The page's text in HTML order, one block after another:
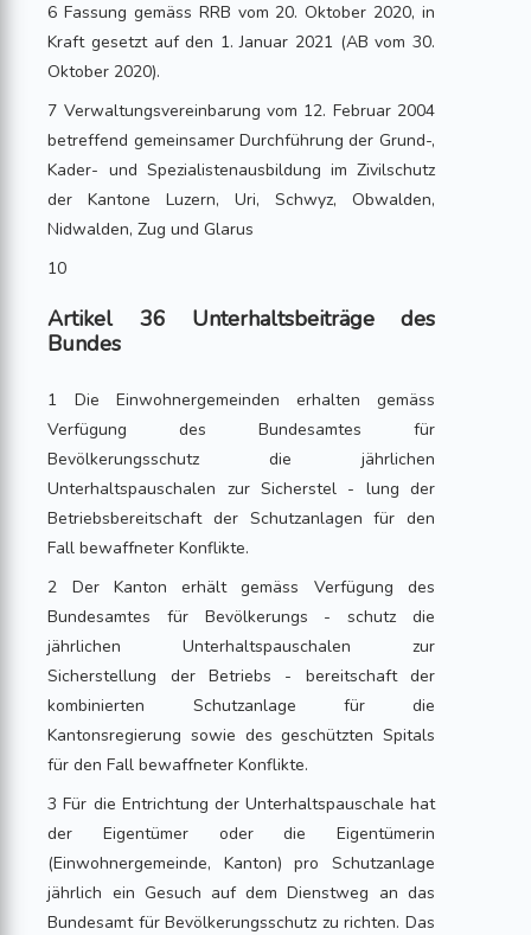
6 Fassung gemäss RRB vom 20. Oktober 2020, in
Kraft gesetzt auf den 1. Januar 2021 (AB vom 30.
Oktober 2020).
7 Verwaltungsvereinbarung vom 12. Februar 2004
betreffend gemeinsamer Durchführung der Grund-,
Kader- und Spezialistenausbildung im Zivilschutz
der Kantone Luzern, Uri, Schwyz, Obwalden,
Nidwalden, Zug und Glarus
10
Artikel 36 Unterhaltsbeiträge des
Bundes
1 Die Einwohnergemeinden erhalten gemäss
Verfügung des Bundesamtes für
Bevölkerungsschutz die jährlichen
Unterhaltspauschalen zur Sicherstel - lung der
Betriebsbereitschaft der Schutzanlagen für den
Fall bewaffneter Konflikte.
2 Der Kanton erhält gemäss Verfügung des
Bundesamtes für Bevölkerungs - schutz die
jährlichen Unterhaltspauschalen zur
Sicherstellung der Betriebs - bereitschaft der
kombinierten Schutzanlage für die
Kantonsregierung sowie des geschützten Spitals
für den Fall bewaffneter Konflikte.
3 Für die Entrichtung der Unterhaltspauschale hat
der Eigentümer oder die Eigentümerin
(Einwohnergemeinde, Kanton) pro Schutzanlage
jährlich ein Gesuch auf dem Dienstweg an das
Bundesamt für Bevölkerungsschutz zu richten. Das